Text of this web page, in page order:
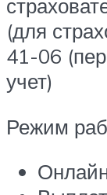
(для
41-06
учет)
Режим